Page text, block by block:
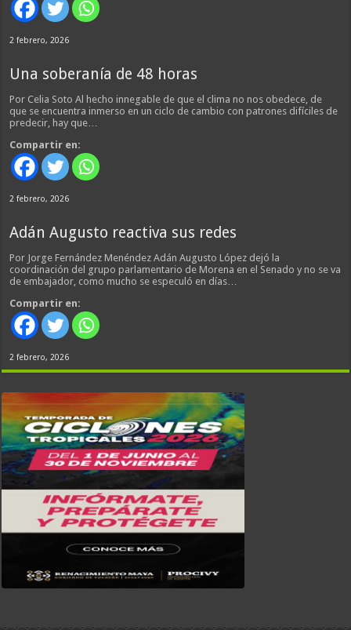
2 febrero, 2026
Una soberanía de 48 horas
Por Celia Soto Al hecho innegable de que el clima no nos obedece, de
que se encuentra inmerso en un ciclo de cambio con patrones difíciles de
predecir, hay que…
Compartir en:
2 febrero, 2026
Adán Augusto reactiva sus redes
Por Jorge Fernández Menéndez Adán Augusto López dejó la
coordinación del grupo parlamentario de Morena en el Senado y no se va
de embajador, como mucho se especuló en días…
Compartir en:
2 febrero, 2026